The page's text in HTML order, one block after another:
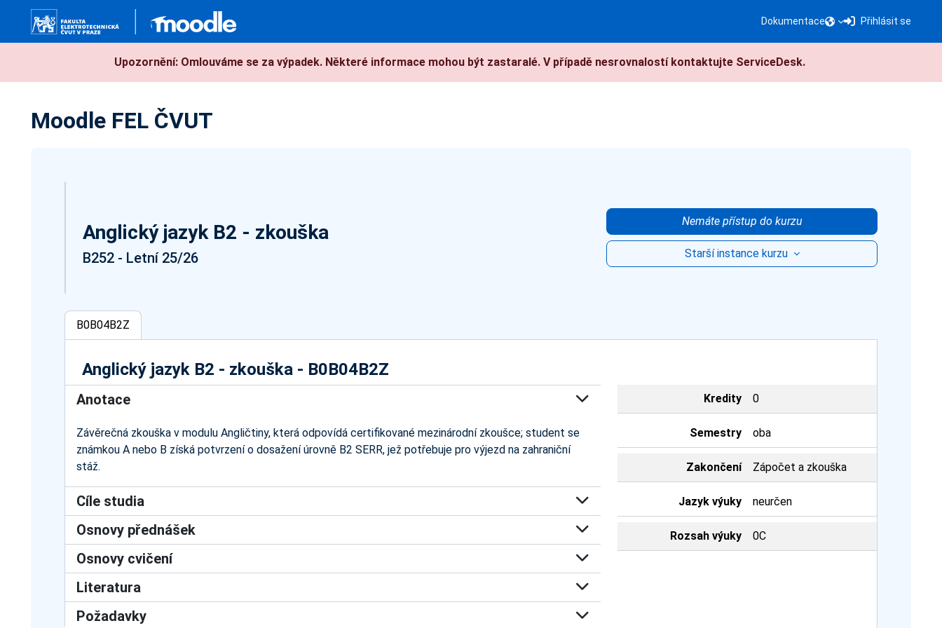
Upozornění: Omlouváme se za výpadek. Některé informace mohou být zastaralé. V případě nesrovnalostí kontaktujte ServiceDesk.
Přihlásit se
Dokumentace
Moodle FEL ČVUT
Anglický jazyk B2 - zkouška
B252 - Letní 25/26
Nemáte přístup do kurzu
Starší instance kurzu
B0B04B2Z
Anglický jazyk B2 - zkouška - B0B04B2Z
Kredity 0
Semestry oba
Zakončení Zápočet a zkouška
Jazyk výuky neurčen
Rozsah výuky 0C
Anotace
Závěrečná zkouška v modulu Angličtiny, která odpovídá certifikované mezinárodní zkoušce; student se
známkou A nebo B získá potvrzení o dosažení úrovně B2 SERR, jež potřebuje pro výjezd na zahraniční
stáž.
Cíle studia
Osnovy přednášek
Osnovy cvičení
Literatura
Požadavky